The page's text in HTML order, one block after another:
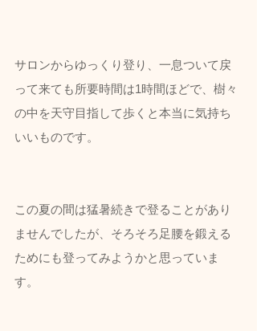
サロンからゆっくり登り、一息ついて戻
って来ても所要時間は1時間ほどで、樹々
の中を天守目指して歩くと本当に気持ち
いいものです。
この夏の間は猛暑続きで登ることがあり
ませんでしたが、そろそろ足腰を鍛える
ためにも登ってみようかと思っていま
す。